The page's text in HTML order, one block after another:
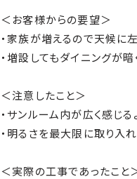
＜お客様からの要望＞
・家族が増えるので天候に
・増設してもダイニングが暗
＜注意したこと＞
・サンルーム内が広く感じ
・明るさを最大限に取り入れ
＜実際の工事であったこと